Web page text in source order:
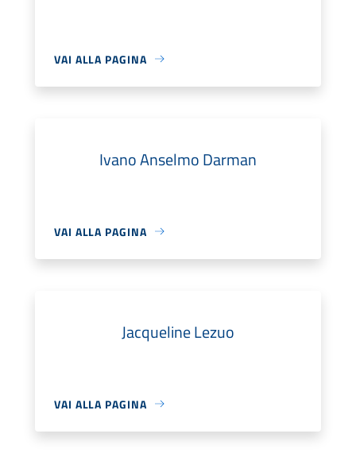
VAI ALLA PAGINA
Ivano Anselmo Darman
VAI ALLA PAGINA
Jacqueline Lezuo
VAI ALLA PAGINA